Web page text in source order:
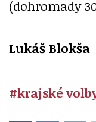
(dohromady
Lukáš Blokša
#krajské